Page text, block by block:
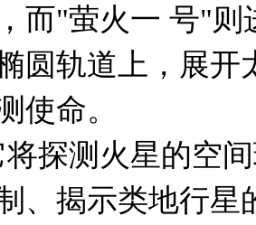
而"萤火一 号"
圆轨道上，展
使命。
测火星的空间
、揭示类地行星